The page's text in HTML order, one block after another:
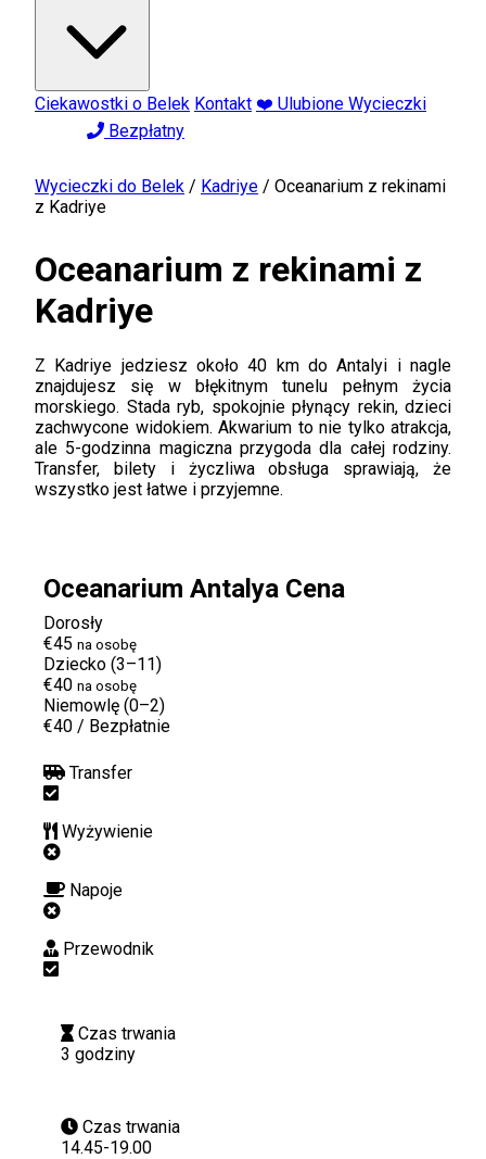
Ciekawostki o Belek Kontakt ❤️ Ulubione Wycieczki
Bezpłatny
Wycieczki do Belek / Kadriye / Oceanarium z rekinami
z Kadriye
Oceanarium z rekinami z
Kadriye
Z Kadriye jedziesz około 40 km do Antalyi i nagle
znajdujesz się w błękitnym tunelu pełnym życia
morskiego. Stada ryb, spokojnie płynący rekin, dzieci
zachwycone widokiem. Akwarium to nie tylko atrakcja,
ale 5-godzinna magiczna przygoda dla całej rodziny.
Transfer, bilety i życzliwa obsługa sprawiają, że
wszystko jest łatwe i przyjemne.
Oceanarium Antalya Cena
Dorosły
€45 na osobę
Dziecko (3–11)
€40 na osobę
Niemowlę (0–2)
€40 / Bezpłatnie
Transfer
Wyżywienie
Napoje
Przewodnik
Czas trwania
3 godziny
Czas trwania
14.45-19.00